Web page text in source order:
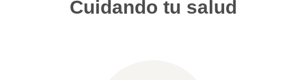
Cuidando tu salud